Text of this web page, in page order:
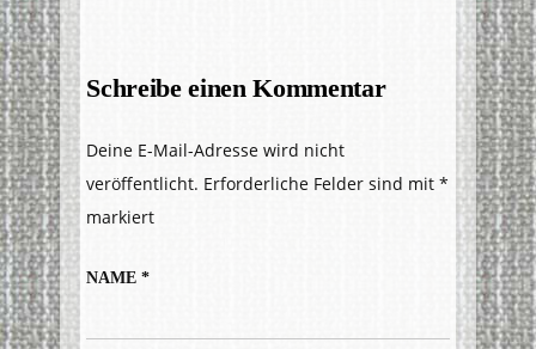
Schreibe einen Kommentar
Deine E-Mail-Adresse wird nicht
veröffentlicht. Erforderliche Felder sind mit*
markiert
NAME*